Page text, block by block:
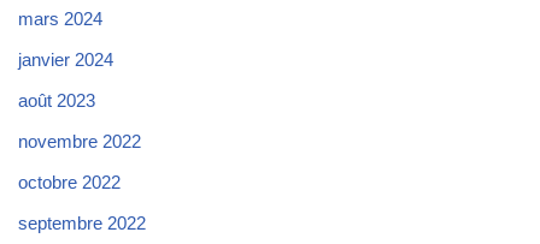
mars 2024
janvier 2024
août 2023
novembre 2022
octobre 2022
septembre 2022